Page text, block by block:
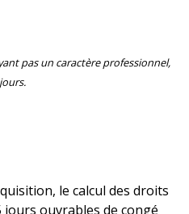
pas un caractère professionnel,
le calcul des droits
ouvrables de congé